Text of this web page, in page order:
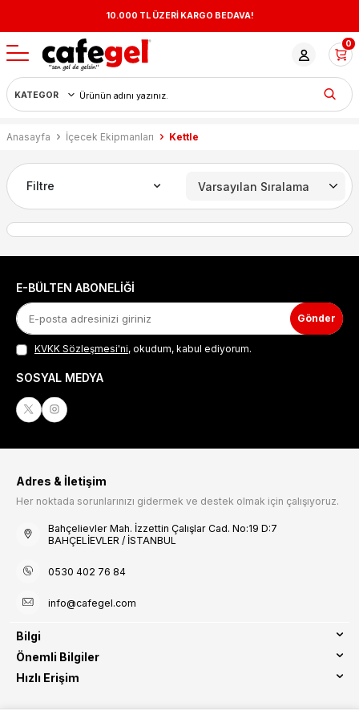
10.000 TL ÜZERİ KARGO BEDAVA!
0
Anasayfa İçecek Ekipmanları Kettle
Filtre
E-BÜLTEN ABONELIĞI
Gönder
KVKK Sözleşmesi'ni, okudum, kabul ediyorum.
SOSYAL MEDYA
Adres & İletişim
Her noktada sorunlarınızı gidermek ve destek olmak için çalışıyoruz.
Bahçelievler Mah. İzzettin Çalışlar Cad. No:19 D:7
BAHÇELİEVLER / İSTANBUL
0530 402 76 84
info@cafegel.com
Bilgi
Önemli Bilgiler
Hızlı Erişim